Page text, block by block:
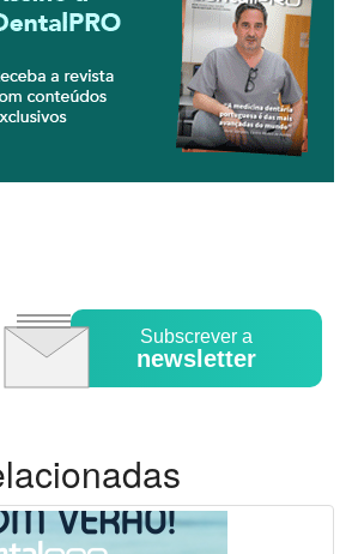
Subscrever a
newsletter